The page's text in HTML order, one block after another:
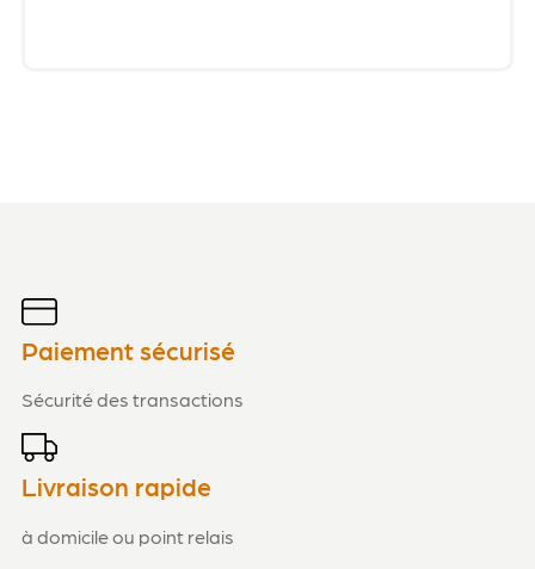
Paiement sécurisé
Sécurité des transactions
Livraison rapide
à domicile ou point relais